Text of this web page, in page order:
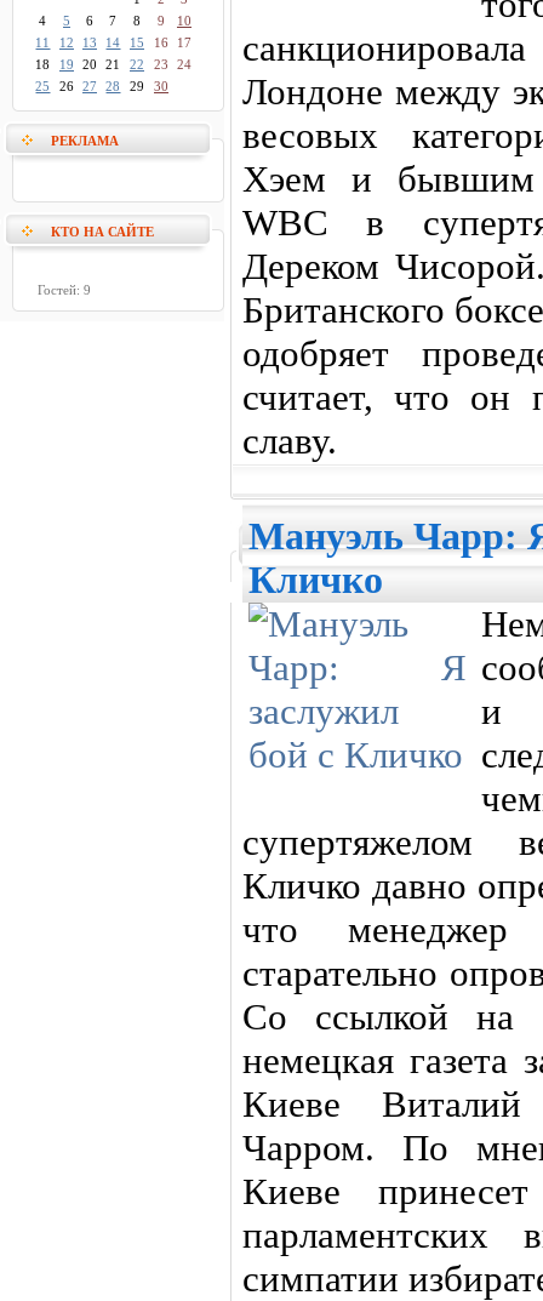
4
5 6 7 8 9
10
11
12 13 14 15 16
17
18
19 20 21 22 23
24
25
26 27 28 29 30
РЕКЛАМА
КТО НА САЙТЕ
Гостей: 9
Лондоне между
весовых
Хэем и бывшим
WBC в
Дереком
Британского
одобряет
считает, что он
славу.
Мануэль Чарр:
Кличко
и
супертяжелом
Кличко давно
что
старательно
Со ссылкой на
немецкая газета
Киеве
Чарром. По
Киеве
парламентских
симпатии